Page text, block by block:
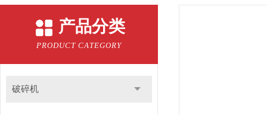
产品分类
PRODUCT CATEGORY
破碎机